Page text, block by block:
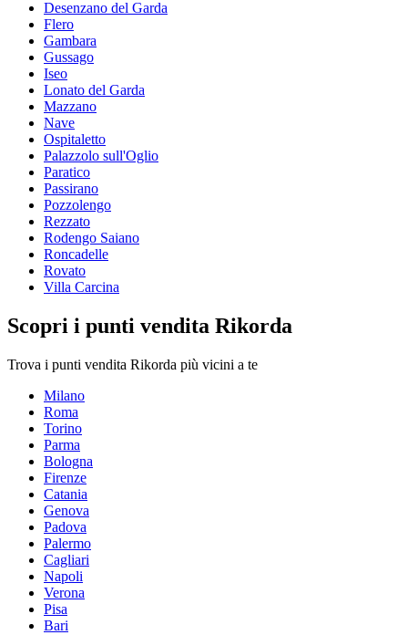
Desenzano del Garda
Flero
Gambara
Gussago
Iseo
Lonato del Garda
Mazzano
Nave
Ospitaletto
Palazzolo sull'Oglio
Paratico
Passirano
Pozzolengo
Rezzato
Rodengo Saiano
Roncadelle
Rovato
Villa Carcina
Scopri i punti vendita Rikorda
Trova i punti vendita Rikorda più vicini a te
Milano
Roma
Torino
Parma
Bologna
Firenze
Catania
Genova
Padova
Palermo
Cagliari
Napoli
Verona
Pisa
Bari